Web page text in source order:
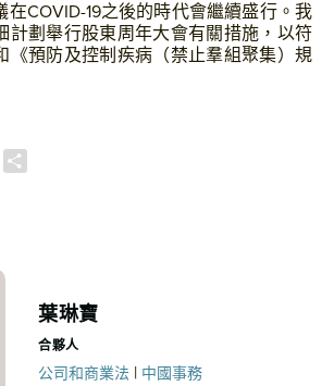
在COVID-19之後的時代會繼續盛行。我
計劃舉行股東周年大會有關措施，以符
《預防及控制疾病（禁止羣組聚集）規
葉琳寶
合夥人
公司和商業法 | 中國事務